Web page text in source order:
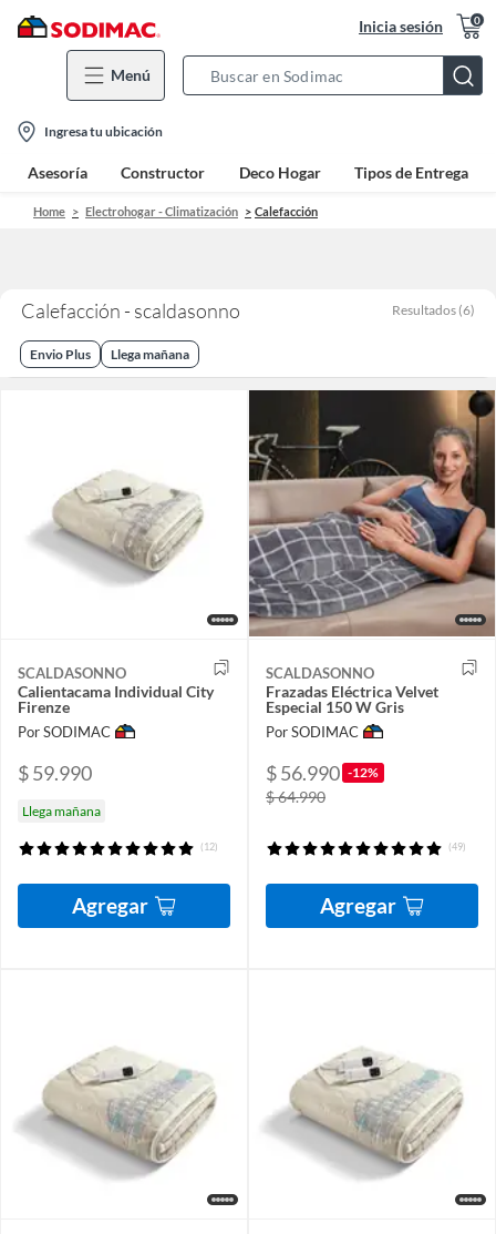
Inicia sesión 0
Menú
Bar
location-
icon
Ingresa tu ubicación
Asesoría Constructor Deco Hogar Tipos de Entrega
Home Electrohogar - Climatización Calefacción
Calefacción - scaldasonno Resultados (6)
Envio Plus Llega mañana
SCALDASONNO
Calientacama Individual City
Firenze
Por SODIMAC
$ 59.990
Llega mañana
(12)
Agregar
SCALDASONNO
Frazadas Eléctrica Velvet
Especial 150 W Gris
Por SODIMAC
$ 56.990 -12%
$ 64.990
(49)
Agregar